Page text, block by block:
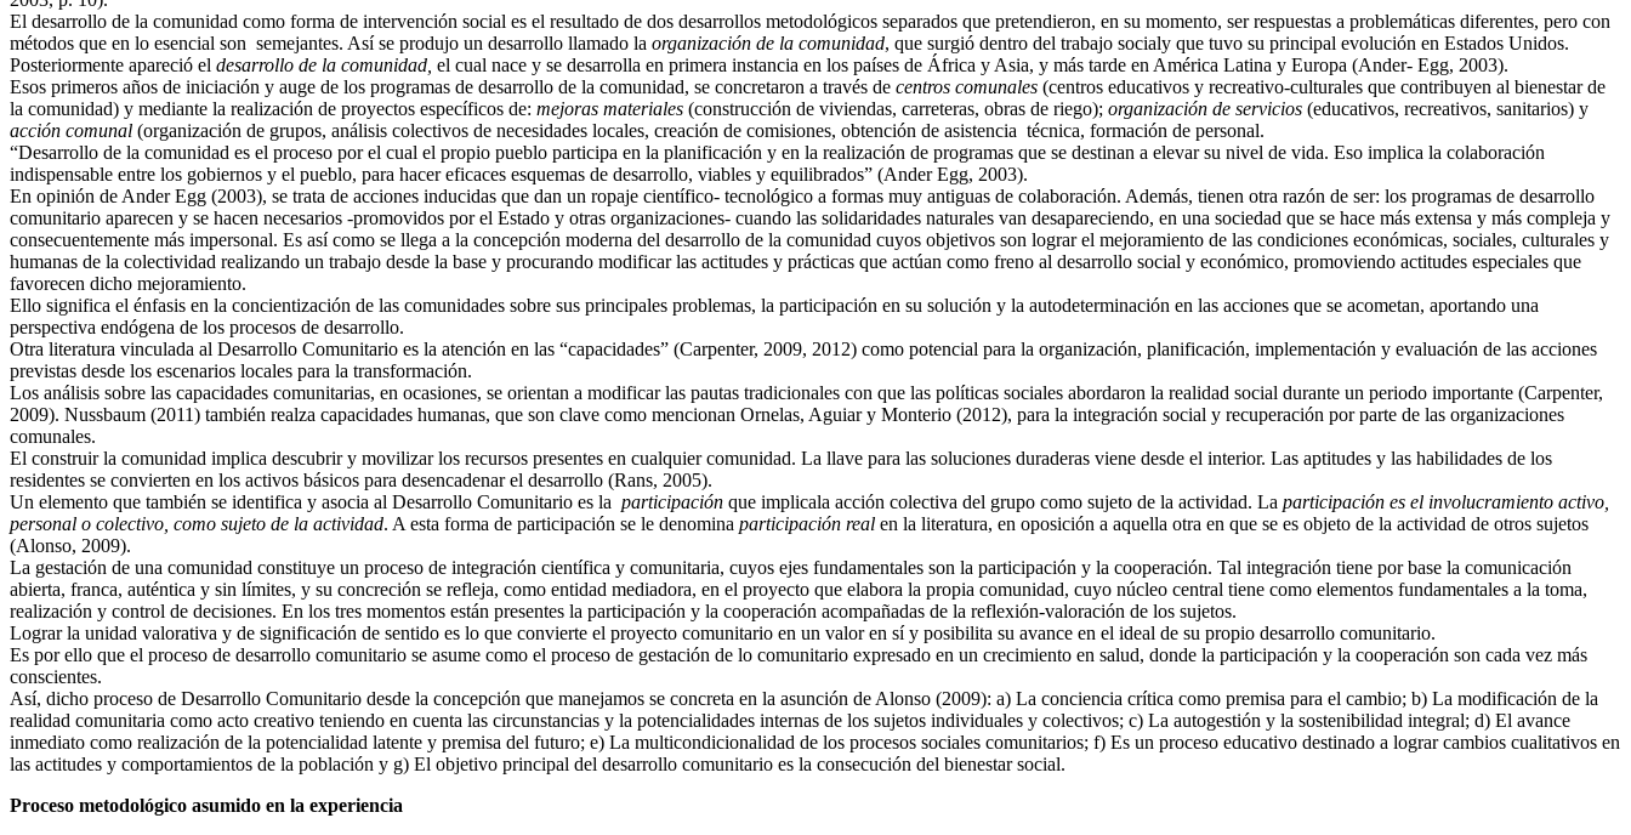
El desarrollo de la comunidad como forma de intervención social es el resultado de dos desarrollos metodológicos separados que pretendieron, en su momento, ser respuestas a problemáticas diferentes, pero con
métodos que en lo esencial son semejantes. Así se produjo un desarrollo llamado la organización de la comunidad, que surgió dentro del trabajo socialy que tuvo su principal evolución en Estados Unidos.
Posteriormente apareció el desarrollo de la comunidad, el cual nace y se desarrolla en primera instancia en los países de África y Asia, y más tarde en América Latina y Europa (Ander- Egg, 2003).
Esos primeros años de iniciación y auge de los programas de desarrollo de la comunidad, se concretaron a través de centros comunales (centros educativos y recreativo-culturales que contribuyen al bienestar de
la comunidad) y mediante la realización de proyectos específicos de: mejoras materiales (construcción de viviendas, carreteras, obras de riego); organización de servicios (educativos, recreativos, sanitarios) y
acción comunal (organización de grupos, análisis colectivos de necesidades locales, creación de comisiones, obtención de asistencia técnica, formación de personal.
“Desarrollo de la comunidad es el proceso por el cual el propio pueblo participa en la planificación y en la realización de programas que se destinan a elevar su nivel de vida. Eso implica la colaboración
indispensable entre los gobiernos y el pueblo, para hacer eficaces esquemas de desarrollo, viables y equilibrados” (Ander Egg, 2003).
En opinión de Ander Egg (2003), se trata de acciones inducidas que dan un ropaje científico- tecnológico a formas muy antiguas de colaboración. Además, tienen otra razón de ser: los programas de desarrollo
comunitario aparecen y se hacen necesarios -promovidos por el Estado y otras organizaciones- cuando las solidaridades naturales van desapareciendo, en una sociedad que se hace más extensa y más compleja y
consecuentemente más impersonal. Es así como se llega a la concepción moderna del desarrollo de la comunidad cuyos objetivos son lograr el mejoramiento de las condiciones económicas, sociales, culturales y
humanas de la colectividad realizando un trabajo desde la base y procurando modificar las actitudes y prácticas que actúan como freno al desarrollo social y económico, promoviendo actitudes especiales que
favorecen dicho mejoramiento.
Ello significa el énfasis en la concientización de las comunidades sobre sus principales problemas, la participación en su solución y la autodeterminación en las acciones que se acometan, aportando una
perspectiva endógena de los procesos de desarrollo.
Otra literatura vinculada al Desarrollo Comunitario es la atención en las “capacidades” (Carpenter, 2009, 2012) como potencial para la organización, planificación, implementación y evaluación de las acciones
previstas desde los escenarios locales para la transformación.
Los análisis sobre las capacidades comunitarias, en ocasiones, se orientan a modificar las pautas tradicionales con que las políticas sociales abordaron la realidad social durante un periodo importante (Carpenter,
2009). Nussbaum (2011) también realza capacidades humanas, que son clave como mencionan Ornelas, Aguiar y Monterio (2012), para la integración social y recuperación por parte de las organizaciones
comunales.
El construir la comunidad implica descubrir y movilizar los recursos presentes en cualquier comunidad. La llave para las soluciones duraderas viene desde el interior. Las aptitudes y las habilidades de los
residentes se convierten en los activos básicos para desencadenar el desarrollo (Rans, 2005).
Un elemento que también se identifica y asocia al Desarrollo Comunitario es la participación que implicala acción colectiva del grupo como sujeto de la actividad. La participación es el involucramiento activo,
personal o colectivo, como sujeto de la actividad. A esta forma de participación se le denomina participación real en la literatura, en oposición a aquella otra en que se es objeto de la actividad de otros sujetos
(Alonso, 2009).
La gestación de una comunidad constituye un proceso de integración científica y comunitaria, cuyos ejes fundamentales son la participación y la cooperación. Tal integración tiene por base la comunicación
abierta, franca, auténtica y sin límites, y su concreción se refleja, como entidad mediadora, en el proyecto que elabora la propia comunidad, cuyo núcleo central tiene como elementos fundamentales a la toma,
realización y control de decisiones. En los tres momentos están presentes la participación y la cooperación acompañadas de la reflexión-valoración de los sujetos.
Lograr la unidad valorativa y de significación de sentido es lo que convierte el proyecto comunitario en un valor en sí y posibilita su avance en el ideal de su propio desarrollo comunitario.
Es por ello que el proceso de desarrollo comunitario se asume como el proceso de gestación de lo comunitario expresado en un crecimiento en salud, donde la participación y la cooperación son cada vez más
conscientes.
Así, dicho proceso de Desarrollo Comunitario desde la concepción que manejamos se concreta en la asunción de Alonso (2009): a) La conciencia crítica como premisa para el cambio; b) La modificación de la
realidad comunitaria como acto creativo teniendo en cuenta las circunstancias y la potencialidades internas de los sujetos individuales y colectivos; c) La autogestión y la sostenibilidad integral; d) El avance
inmediato como realización de la potencialidad latente y premisa del futuro; e) La multicondicionalidad de los procesos sociales comunitarios; f) Es un proceso educativo destinado a lograr cambios cualitativos en
las actitudes y comportamientos de la población y g) El objetivo principal del desarrollo comunitario es la consecución del bienestar social.
Proceso metodológico asumido en la experiencia